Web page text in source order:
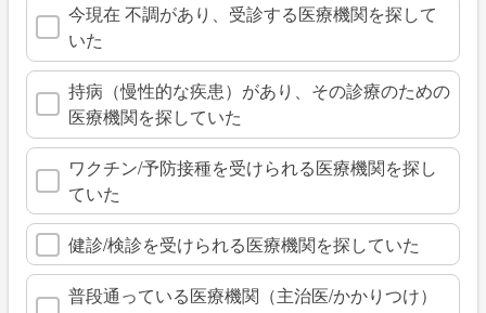
今現在 不調があり、受診する医療機関を探して
いた
持病（慢性的な疾患）があり、その診療のための
医療機関を探していた
ワクチン/予防接種を受けられる医療機関を探し
ていた
健診/検診を受けられる医療機関を探していた
普段通っている医療機関（主治医/かかりつけ）